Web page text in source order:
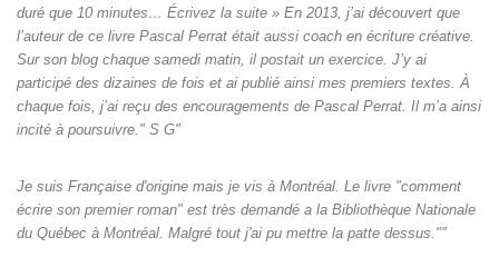
duré que 10 minutes… Écrivez la suite » En 2013, j’ai découvert que
l’auteur de ce livre Pascal Perrat était aussi coach en écriture créative.
Sur son blog chaque samedi matin, il postait un exercice. J’y ai
participé des dizaines de fois et ai publié ainsi mes premiers textes. À
chaque fois, j’ai reçu des encouragements de Pascal Perrat. Il m’a ainsi
incité à poursuivre." S G"
Je suis Française d'origine mais je vis à Montréal. Le livre "comment
écrire son premier roman" est très demandé a la Bibliothèque Nationale
du Québec à Montréal. Malgré tout j'ai pu mettre la patte dessus.""